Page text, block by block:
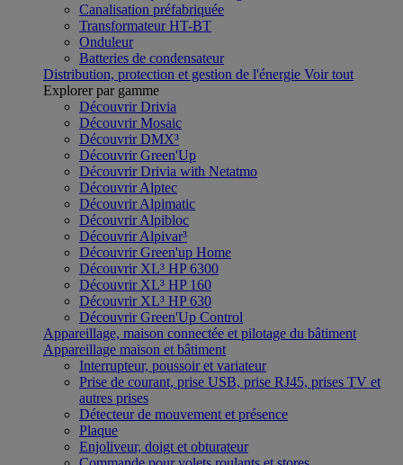
Canalisation préfabriquée
Transformateur HT-BT
Onduleur
Batteries de condensateur
Distribution, protection et gestion de l'énergie Voir tout
Explorer par gamme
Découvrir Drivia
Découvrir Mosaic
Découvrir DMX³
Découvrir Green'Up
Découvrir Drivia with Netatmo
Découvrir Alptec
Découvrir Alpimatic
Découvrir Alpibloc
Découvrir Alpivar³
Découvrir Green'up Home
Découvrir XL³ HP 6300
Découvrir XL³ HP 160
Découvrir XL³ HP 630
Découvrir Green'Up Control
Appareillage, maison connectée et pilotage du bâtiment
Appareillage maison et bâtiment
Interrupteur, poussoir et variateur
Prise de courant, prise USB, prise RJ45, prises TV et
autres prises
Détecteur de mouvement et présence
Plaque
Enjoliveur, doigt et obturateur